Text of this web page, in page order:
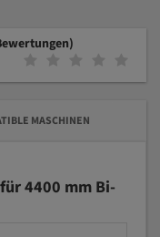
MASCHINEN
für 4400 mm Bi-